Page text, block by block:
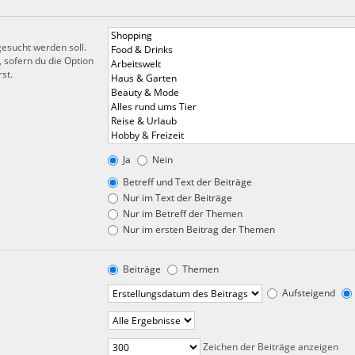
werden soll.
du die Option
Ja
Nein
Betreff und Text der Beiträge
Nur im Text der Beiträge
Nur im Betreff der Themen
Nur im ersten Beitrag der Themen
Beiträge
Themen
Aufsteigend
Zeichen der Beiträge anzeigen